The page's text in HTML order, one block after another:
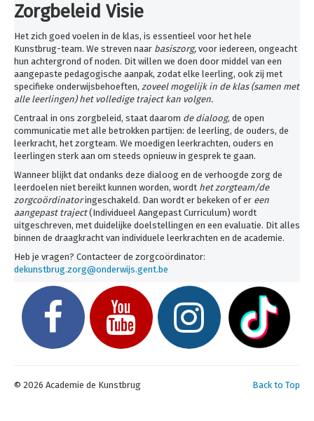
Kalender
Over ons
Opleidingen
Ontdek
Inschrijven
Uurroosters 25-26
Uurroosters 26-27
Contact
Projecten
Aanmelden
Afwezigheden
U bent hier:
Home
Over ons
Zorgbeleid
Zorgbeleid Visie
Het zich goed voelen in de klas, is essentieel voor het hele
Kunstbrug-team. We streven naar basiszorg, voor iedereen, ongeacht
hun achtergrond of noden. Dit willen we doen door middel van een
aangepaste pedagogische aanpak, zodat elke leerling, ook zij met
specifieke onderwijsbehoeften, zoveel mogelijk in de klas (samen met
alle leerlingen) het volledige traject kan volgen.
Centraal in ons zorgbeleid, staat daarom de dialoog, de open
communicatie met alle betrokken partijen: de leerling, de ouders, de
leerkracht, het zorgteam. We moedigen leerkrachten, ouders en
leerlingen sterk aan om steeds opnieuw in gesprek te gaan.
Wanneer blijkt dat ondanks deze dialoog en de verhoogde zorg de
leerdoelen niet bereikt kunnen worden, wordt het zorgteam/de
zorgcoördinatoringeschakeld. Dan wordt er bekeken of er een
aangepast traject(Individueel Aangepast Curriculum) wordt
uitgeschreven, met duidelijke doelstellingen en een evaluatie. Dit alles
binnen de draagkracht van individuele leerkrachten en de academie.
Heb je vragen? Contacteer de zorgcoördinator:
dekunstbrug.zorg@onderwijs.gent.be
Back to Top
© 2026 Academie de Kunstbrug